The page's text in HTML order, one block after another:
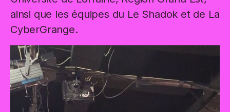
ainsi que les équipes du Le Shadok et de La
CyberGrange.